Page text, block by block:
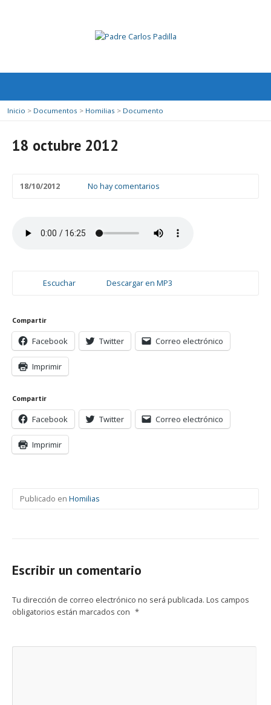
Inicio > Documentos > Homilias > Documento
18 octubre 2012
18/10/2012 No hay comentarios
Escuchar Descargar en MP3
Compartir
Facebook Twitter Correo electrónico
Imprimir
Compartir
Facebook Twitter Correo electrónico
Imprimir
Publicado en Homilias
Escribir un comentario
Tu dirección de correo electrónico no será publicada. Los campos
obligatorios están marcados con *